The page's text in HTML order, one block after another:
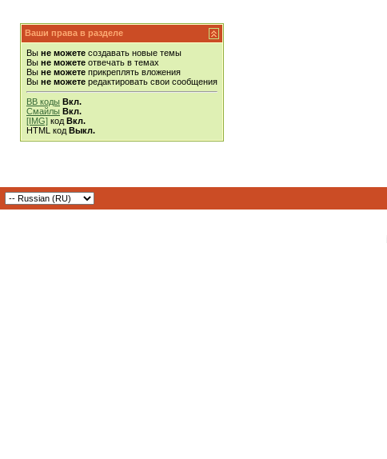
Ваши права в разделе
Вы не можете создавать новые темы
Вы не можете отвечать в темах
Вы не можете прикреплять вложения
Вы не можете редактировать свои сообщения
BB коды Вкл.
Смайлы Вкл.
[IMG] код Вкл.
HTML код Выкл.